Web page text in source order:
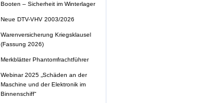
Booten – Sicherheit im Winterlager
Neue DTV-VHV 2003/2026
Warenversicherung Kriegsklausel
(Fassung 2026)
Merkblätter Phantomfrachtführer
Webinar 2025 „Schäden an der
Maschine und der Elektronik im
Binnenschiff“